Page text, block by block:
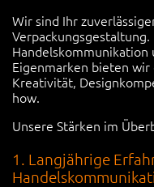
Wir sind Ihr
Handelskommunikation
Eigenmarken bieten
Kreativität,
how.
Unsere Stärken im
1. Langjährige